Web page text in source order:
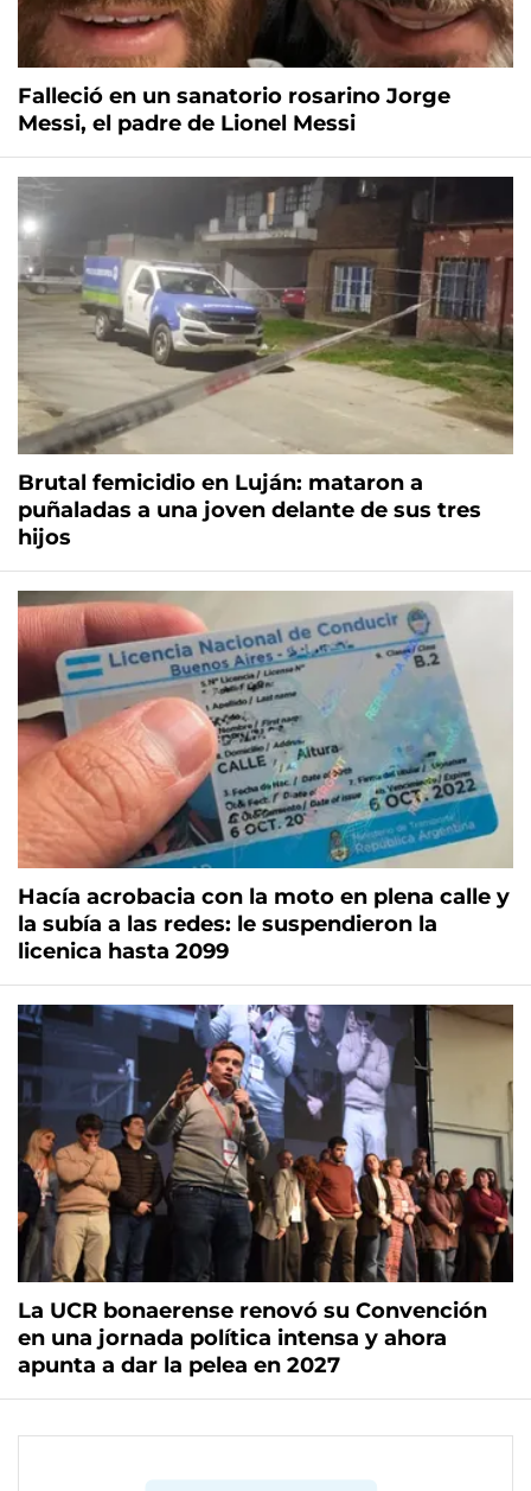
Falleció en un sanatorio rosarino Jorge
Messi, el padre de Lionel Messi
Brutal femicidio en Luján: mataron a
puñaladas a una joven delante de sus tres
hijos
Hacía acrobacia con la moto en plena calle y
la subía a las redes: le suspendieron la
licenica hasta 2099
La UCR bonaerense renovó su Convención
en una jornada política intensa y ahora
apunta a dar la pelea en 2027